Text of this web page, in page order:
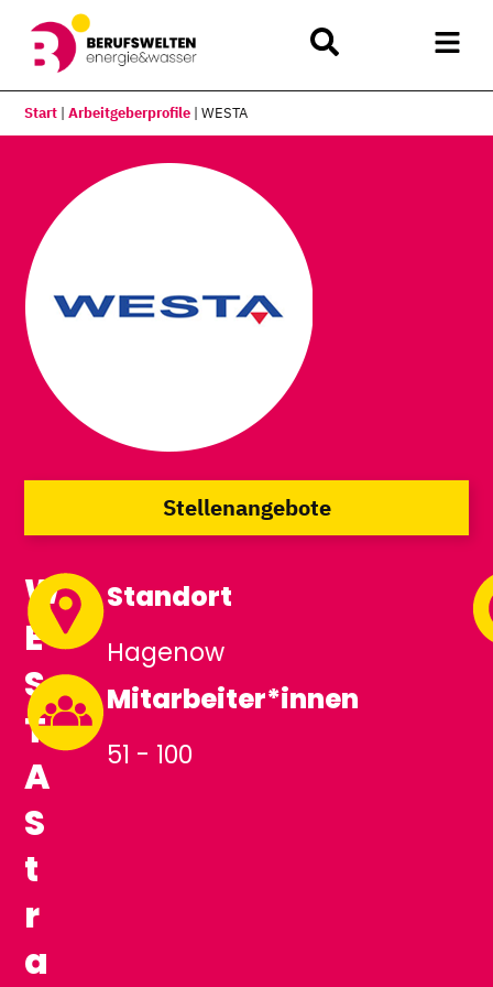
Start |Arbeitgeberprofile |WESTA
Stellenangebote
W
E
S
T
A
S
t
r
a
Standort
Hagenow
Mitarbeiter*innen
51 - 100